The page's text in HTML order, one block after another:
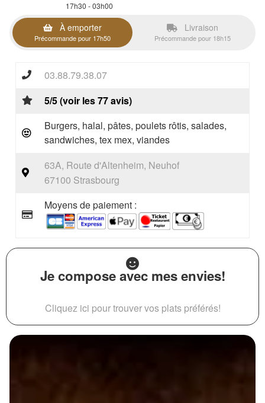
17h30 - 03h00
À emporter
Précommande pour 17h50
Livraison
Précommande pour 18h15
03.88.79.38.07
5/5 (voir les 77 avis)
Burgers, halal, pâtes, poulets rôtis, salades,
sandwiches, tex mex, viandes
63A, Route d'Altenheim, Neuhof
67100 Strasbourg
Moyens de paiement :
Je compose avec mes envies!
Cliquez ici pour trouver vos plats préférés!